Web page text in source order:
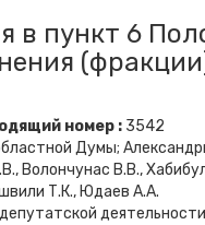
в пункт 6
номер : 3542
Думы;
Волончунас В.В.,
Т.К., Юдаев А.А.